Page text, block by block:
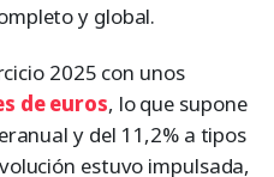
y global.
2025 con unos
deeuros, lo que supone
y del 11,2% a tipos
estuvo impulsada,